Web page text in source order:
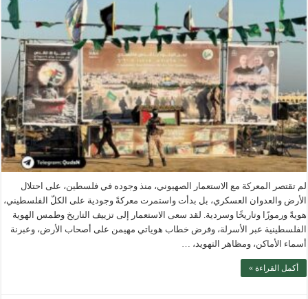
لم تقتصر المعركة مع الاستعمار الصهيوني، منذ وجوده في فلسطين، على احتلال
الأرض والعدوان العسكري، بل بدأت واستمرت معركةً وجودية على الكلّ الفلسطيني،
هويةً ورموزًا وتاريخًا وسردية. لقد سعى الاستعمار إلى تزييف التاريخ وطمس الهوية
الفلسطينية عبر الأسرلة، وفرض خطاب هوياتي مهيمن على أصحاب الأرض، وعبرنة
أسماء الأماكن، ومظاهر التهويد، …
أكمل القراءة »